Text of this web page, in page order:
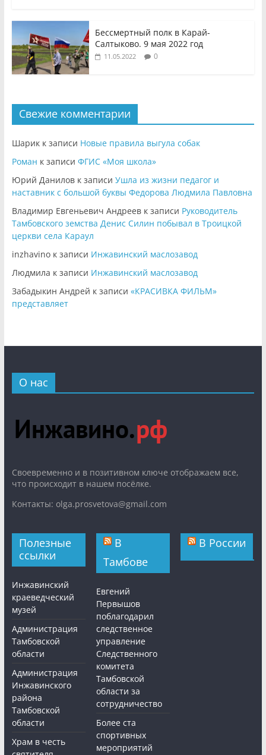
Бессмертный полк в Карай-
Салтыково. 9 мая 2022 год
11.05.2022 0
Свежие комментарии
Шарикк записи Новые правила выгула собак
Роман к записи ФГИС «Моя школа»
Юрий Даниловк записи Ушла из жизни педагог и
наставник с большой буквы Федорова Людмила Павловна
Владимир Евгеньевич Андреевк записи Руководитель
Тамбовского земства Денис Силин побывал в Троицкой
церкви села Караул
inzhavinoк записи Инжавинский маслозавод
Людмила к записи Инжавинский маслозавод
Забадыкин Андрей к записи «КРАСИВКА ФИЛЬМ»
представляет
О нас
Cвоевременно и в позитивном ключе отображаем все,
что происходит в нашем посёлке.
Контакты: olga.prosvetova@gmail.com
Полезные
ссылки
Инжавинский
краеведческий
музей
Администрация
Тамбовской
области
Администрация
Инжавинского
района
Тамбовской
области
Храм в честь
В
Тамбове
Евгений
Первышов
поблагодарил
следственное
управление
Следственного
комитета
Тамбовской
области за
сотрудничество
Более ста
спортивных
мероприятий
В России